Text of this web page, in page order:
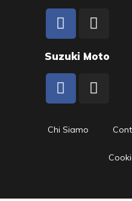
Suzuki Moto
Chi Siamo